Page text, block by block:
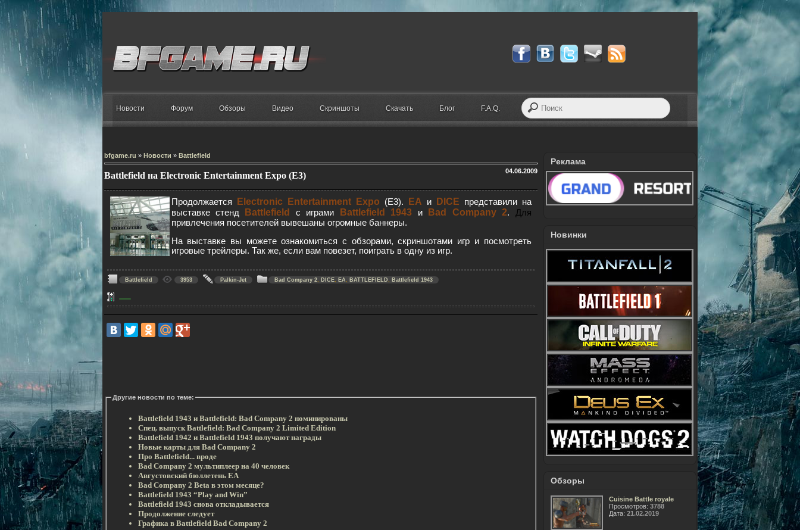
Новости Форум Обзоры Видео Скриншоты Скачать Блог F.A.Q.
bfgame.ru » Новости » Battlefield
04.06.2009
Battlefield на Electronic Entertainment Expo (E3)
Продолжается Electronic Entertainment Expo (E3). EA и DICE представили на
выставке стенд
Battlefield с играми Battlefield 1943 и Bad Company 2. Для
привлечения посетителей вывешаны огромные баннеры.
На выставке вы можете ознакомиться с обзорами, скриншотами игр и посмотреть
игровые трейлеры. Так же, если вам повезет, поиграть в одну из игр.
Battlefield 3953 Palkin-Jet Bad Company 2, DICE, EA, BATTLEFIELD, Battlefield 1943
Другие новости по теме:
Battlefield 1943 и Battlefield: Bad Company 2 номинированы
Спец. выпуск Battlefield: Bad Company 2 Limited Edition
Battlefield 1942 и Battlefield 1943 получают награды
Новые карты для Bad Company 2
Про Battlefield... вроде
Bad Company 2 мультиплеер на 40 человек
Августовский бюллетень EA
Bad Company 2 Beta в этом месяце?
Battlefield 1943 “Play and Win”
Battlefield 1943 снова откладывается
Продолжение следует
Графика в Battlefield Bad Company 2
Реклама
Новинки
Обзоры
Cuisine Battle royale
Просмотров: 3788
Дата: 21.02.2019